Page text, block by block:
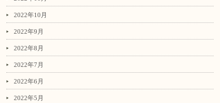
2022年10月
2022年9月
2022年8月
2022年7月
2022年6月
2022年5月